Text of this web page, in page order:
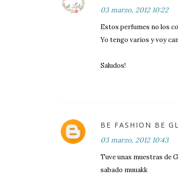
03 marzo, 2012 10:22
Estos perfumes no los
Yo tengo varios y voy
Saludos!
BE FASHION BE
03 marzo, 2012 10:43
Tuve unas muestras de
sabado muuakk